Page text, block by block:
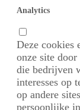
Analytics
Deze cookies
onze site
die bedrijven
interesses op
op andere
persoonlijke